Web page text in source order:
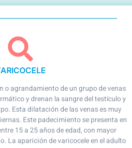
o agrandamiento de un grupo de venas
y drenan la sangre del testículo y
Esta dilatación de las venas es muy
Este padecimiento se presenta en
15 a 25 años de edad, con mayor
La aparición de varicocele en el adulto